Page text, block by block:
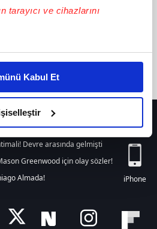
tarayıcı ve cihazlarını
halinde sizlere özel
yaşatabiliriz. Bunu yaparken
bir reklam deneyimi sunmak
içerikleri sunabilmek adına
ve bu noktada,
karşılamak noktasında tek gelir
bu çerezlere izin vermedikleri
Kabul Et
HER YERDE!
Devre arasında gelmişti
Greenwood için olay sözler!
Almada!
iPhone